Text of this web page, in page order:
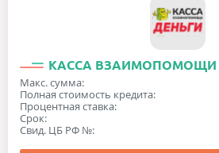
КАССА ВЗАИМОПОМОЩИ
Макс. сумма:
Полная стоимость кредита:
Процентная ставка:
Срок:
Свид. ЦБ РФ №: